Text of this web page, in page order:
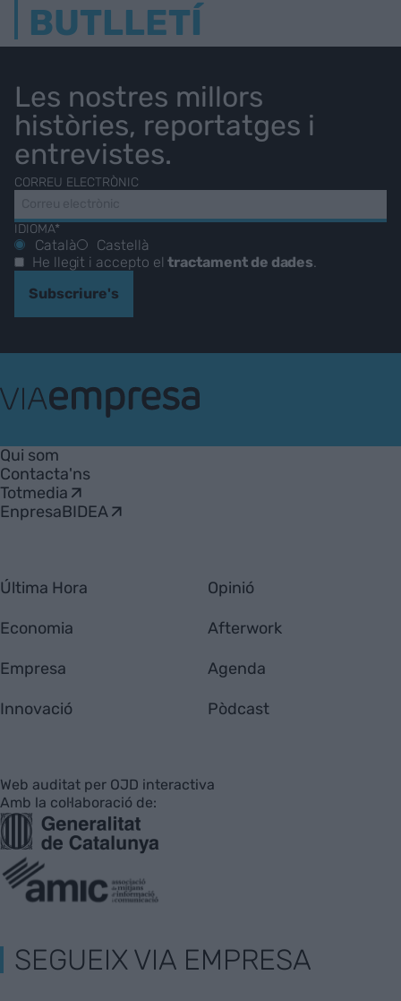
BUTLLETÍ
Les nostres millors
històries, reportatges i
entrevistes.
CORREU ELECTRÒNIC
IDIOMA*
Català
Castellà
He llegit i accepto eltractament de dades.
Subscriure's
Empresa
Qui som
Contacta'ns
Totmedia
EnpresaBIDEA
Última Hora
Economia
Empresa
Innovació
Opinió
Afterwork
Agenda
Pòdcast
Web auditat per OJD interactiva
Amb la col·laboració de:
SEGUEIX VIA EMPRESA